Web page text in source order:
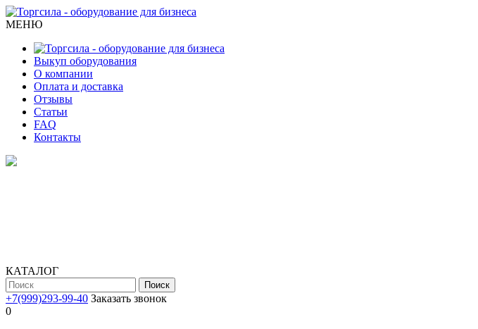
МЕНЮ
Выкуп оборудования
О компании
Оплата и доставка
Отзывы
Статьи
FAQ
Контакты
КАТАЛОГ
Поиск
+7(999)293-99-40 Заказать звонок
0